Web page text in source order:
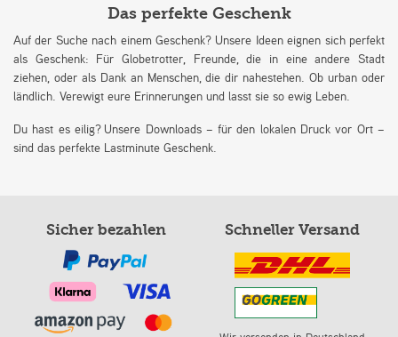
Das perfekte Geschenk
Auf der Suche nach einem Geschenk? Unsere Ideen eignen sich perfekt
als Geschenk: Für Globetrotter, Freunde, die in eine andere Stadt
ziehen, oder als Dank an Menschen, die dir nahestehen. Ob urban oder
ländlich. Verewigt eure Erinnerungen und lasst sie so ewig Leben.
Du hast es eilig? Unsere Downloads – für den lokalen Druck vor Ort –
sind das perfekte Lastminute Geschenk.
Sicher bezahlen Schneller Versand